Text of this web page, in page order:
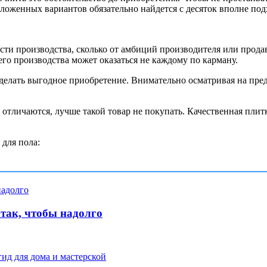
вариантов обязательно найдется с десяток вполне
производства, сколько от амбиций производителя или
может оказаться не каждому по карману.
выгодное приобретение. Внимательно осматривая на
лучше такой товар не покупать. Качественная
пола:
чтобы надолго